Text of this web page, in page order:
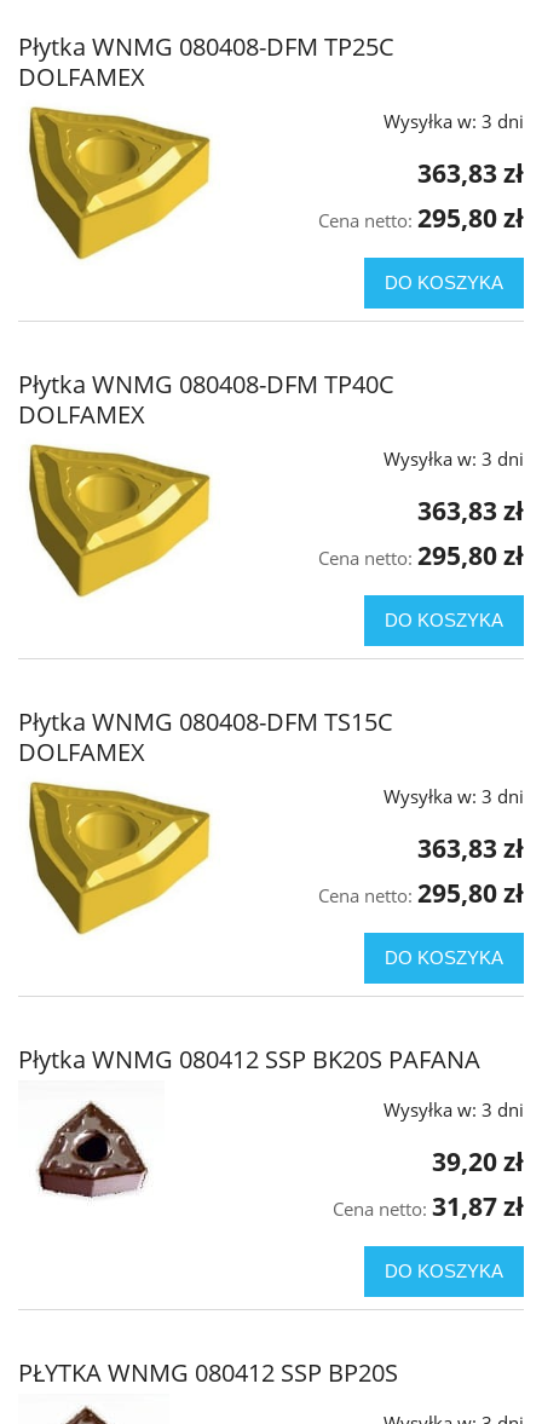
Płytka WNMG 080408-DFM TP25C
DOLFAMEX
Wysyłka w: 3 dni
363,83 zł
Cena netto: 295,80 zł
DO KOSZYKA
Płytka WNMG 080408-DFM TP40C
DOLFAMEX
Wysyłka w: 3 dni
363,83 zł
Cena netto: 295,80 zł
DO KOSZYKA
Płytka WNMG 080408-DFM TS15C
DOLFAMEX
Wysyłka w: 3 dni
363,83 zł
Cena netto: 295,80 zł
DO KOSZYKA
Płytka WNMG 080412 SSP BK20S PAFANA
Wysyłka w: 3 dni
39,20 zł
Cena netto: 31,87 zł
DO KOSZYKA
PŁYTKA WNMG 080412 SSP BP20S